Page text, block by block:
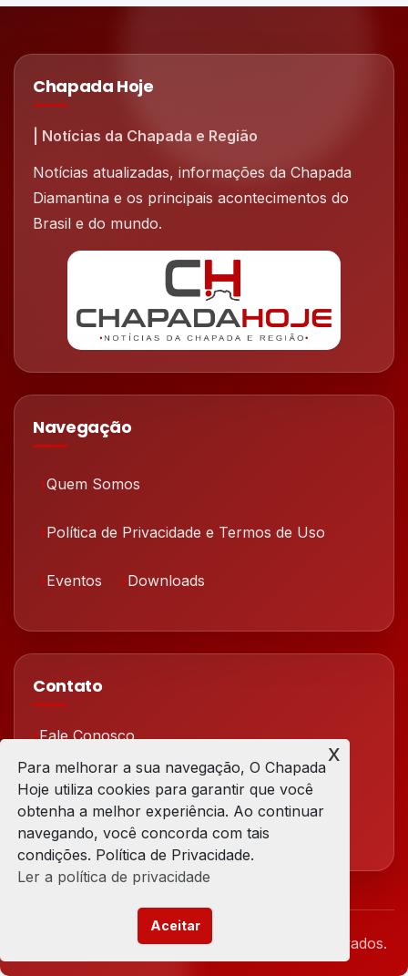
Chapada Hoje
| Notícias da Chapada e Região
Notícias atualizadas, informações da Chapada
Diamantina e os principais acontecimentos do
Brasil e do mundo.
Navegação
Quem Somos
Política de Privacidade e Termos de Uso
Eventos Downloads
Contato
Fale Conosco
Redes Sociais
© 2026 Chapada Hoje. Todos os direitos reservados.
Para melhorar a sua navegação, O Chapada
Hoje utiliza cookies para garantir que você
obtenha a melhor experiência. Ao continuar
navegando, você concorda com tais
condições. Política de Privacidade.
Ler a política de privacidade
Aceitar
x